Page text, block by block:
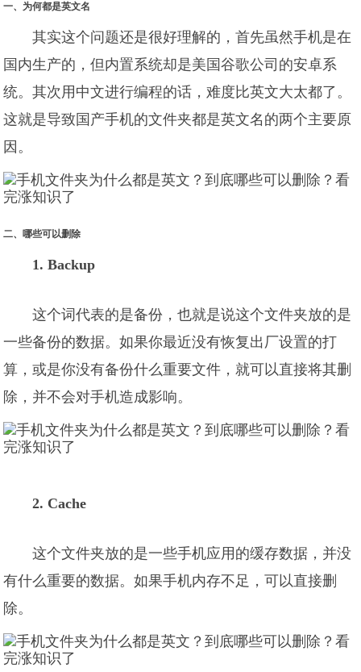
一、为何都是英文名
其实这个问题还是很好理解的，首先虽然手机是在
国内生产的，但内置系统却是美国谷歌公司的安卓系
统。其次用中文进行编程的话，难度比英文大太都了。
这就是导致国产手机的文件夹都是英文名的两个主要原
因。
二、哪些可以删除
1. Backup
这个词代表的是备份，也就是说这个文件夹放的是
一些备份的数据。如果你最近没有恢复出厂设置的打
算，或是你没有备份什么重要文件，就可以直接将其删
除，并不会对手机造成影响。
2. Cache
这个文件夹放的是一些手机应用的缓存数据，并没
有什么重要的数据。如果手机内存不足，可以直接删
除。